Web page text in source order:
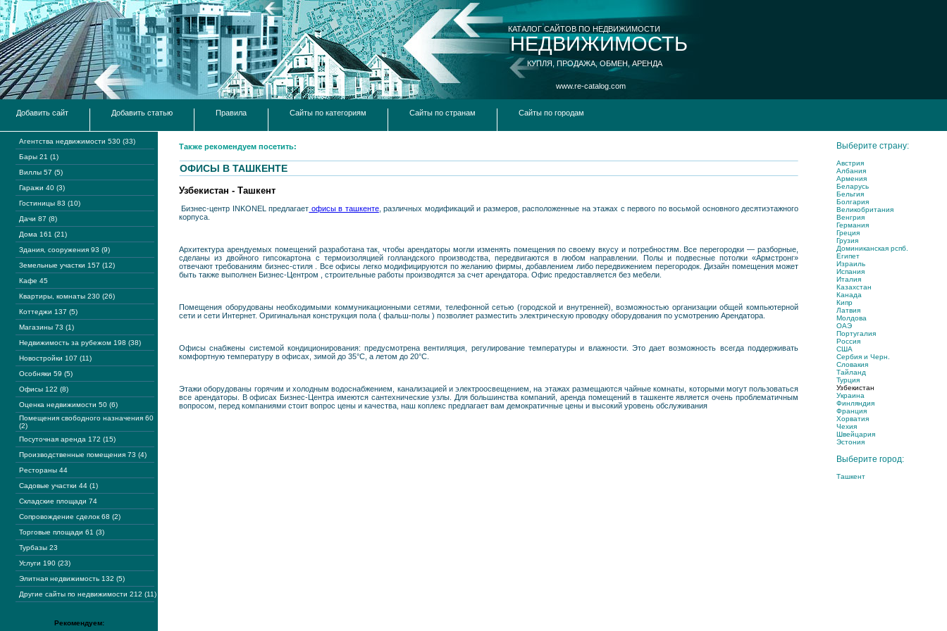
КАТАЛОГ САЙТОВ ПО НЕДВИЖИМОСТИ
НЕДВИЖИМОСТЬ
КУПЛЯ, ПРОДАЖА, ОБМЕН, АРЕНДА
www.re-catalog.com
Добавить сайт Добавить статью Правила Сайты по категориям Сайты по странам Сайты по городам
Агентства недвижимости 530 (33)
Бары 21 (1)
Виллы 57 (5)
Гаражи 40 (3)
Гостиницы 83 (10)
Дачи 87 (8)
Дома 161 (21)
Здания, сооружения 93 (9)
Земельные участки 157 (12)
Кафе 45
Квартиры, комнаты 230 (26)
Коттеджи 137 (5)
Магазины 73 (1)
Недвижимость за рубежом 198 (38)
Новостройки 107 (11)
Особняки 59 (5)
Офисы 122 (8)
Оценка недвижимости 50 (6)
Помещения свободного назначения 60
(2)
Посуточная аренда 172 (15)
Производственные помещения 73 (4)
Рестораны 44
Садовые участки 44 (1)
Складские площади 74
Сопровождение сделок 68 (2)
Торговые площади 61 (3)
Турбазы 23
Услуги 190 (23)
Элитная недвижимость 132 (5)
Другие сайты по недвижимости 212 (11)
Рекомендуем:
Также рекомендуем посетить:
ОФИСЫ В ТАШКЕНТЕ
Узбекистан - Ташкент
Бизнес-центр INKONEL предлагает офисы в ташкенте, различных модификаций и размеров, расположенные на этажах с первого по восьмой основного десятиэтажного
корпуса.
Архитектура арендуемых помещений разработана так, чтобы арендаторы могли изменять помещения по своему вкусу и потребностям. Все перегородки — разборные,
сделаны из двойного гипсокартона с термоизоляцией голландского производства, передвигаются в любом направлении. Полы и подвесные потолки «Армстронг»
отвечают требованиям бизнес-стиля . Все офисы легко модифицируются по желанию фирмы, добавлением либо передвижением перегородок. Дизайн помещения может
быть также выполнен Бизнес-Центром , строительные работы производятся за счет арендатора. Офис предоставляется без мебели.
Помещения оборудованы необходимыми коммуникационными сетями, телефонной сетью (городской и внутренней), возможностью организации общей компьютерной
сети и сети Интернет. Оригинальная конструкция пола ( фальш-полы ) позволяет разместить электрическую проводку оборудования по усмотрению Арендатора.
Офисы снабжены системой кондиционирования: предусмотрена вентиляция, регулирование температуры и влажности. Это дает возможность всегда поддерживать
комфортную температуру в офисах, зимой до 35°С, а летом до 20°С.
Этажи оборудованы горячим и холодным водоснабжением, канализацией и электроосвещением, на этажах размещаются чайные комнаты, которыми могут пользоваться
все арендаторы. В офисах Бизнес-Центра имеются сантехнические узлы. Для большинства компаний, аренда помещений в ташкенте является очень проблематичным
вопросом, перед компаниями стоит вопрос цены и качества, наш коплекс предлагает вам демократичные цены и высокий уровень обслуживания
Выберите страну:
Австрия
Албания
Армения
Беларусь
Бельгия
Болгария
Великобритания
Венгрия
Германия
Греция
Грузия
Доминиканская рспб.
Египет
Израиль
Испания
Италия
Казахстан
Канада
Кипр
Латвия
Молдова
ОАЭ
Португалия
Россия
США
Сербия и Черн.
Словакия
Тайланд
Турция
Узбекистан
Украина
Финляндия
Франция
Хорватия
Чехия
Швейцария
Эстония
Выберите город:
Ташкент